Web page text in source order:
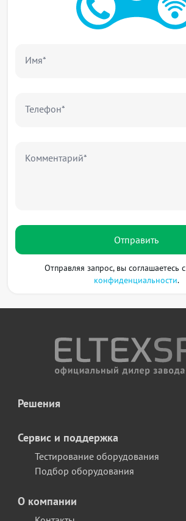
Имя*
Телефон*
Комментарий*
Отправить
Отправляя запрос, вы соглашаетесь с
конфиденциальности.
Решения
Сервис и поддержка
Тестирование оборудования
Подбор оборудования
О компании